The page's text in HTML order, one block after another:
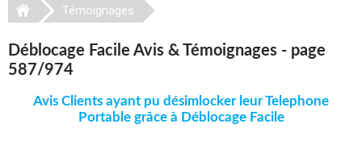
Témoignages
Déblocage Facile Avis & Témoignages - page
587/974
Avis Clients ayant pu désimlocker leur Telephone
Portable grâce à Déblocage Facile